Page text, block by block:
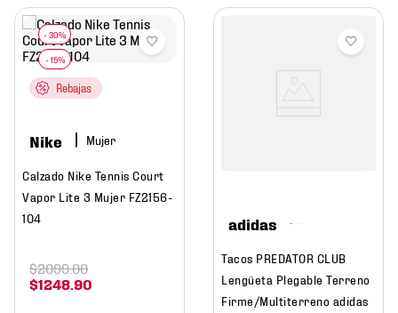
Rebajas
Nike Mujer
Calzado Nike Tennis Court
Vapor Lite 3 Mujer FZ2156-
104
$1248.90
$2099.00
adidas
Tacos PREDATOR CLUB
Lengüeta Plegable Terreno
Firme/Multiterreno adidas